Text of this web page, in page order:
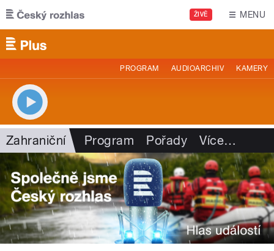
Přejít k hlavnímu obsahu
ŽIVĚ MENU
PROGRAM AUDIOARCHIV KAMERY
Zahraniční Program Pořady Více…